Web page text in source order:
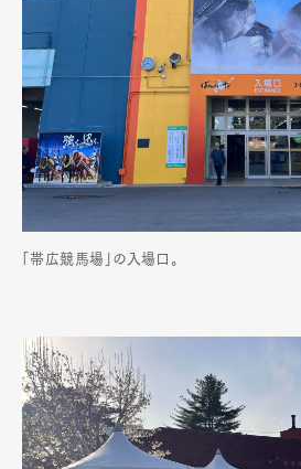
「帯広競馬場」の入場口。